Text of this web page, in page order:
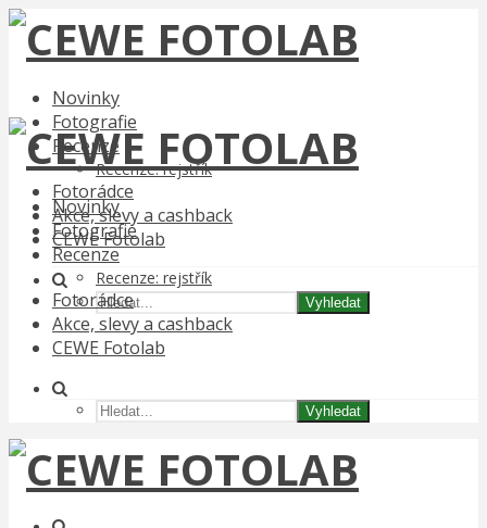
Novinky
Fotografie
Recenze
Recenze: rejstřík
Fotorádce
Akce, slevy a cashback
CEWE Fotolab
Vyhledat
Novinky
Fotografie
Recenze
Recenze: rejstřík
Fotorádce
Akce, slevy a cashback
CEWE Fotolab
Vyhledat